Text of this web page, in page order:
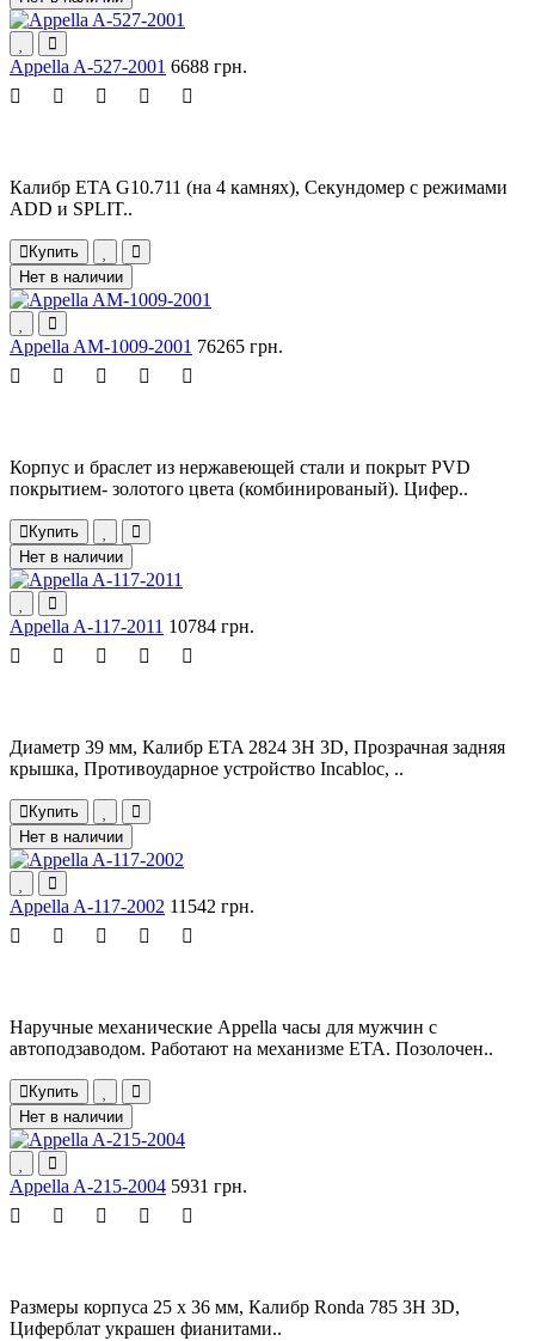
Appella A-527-2001 6688 грн.
Калибр ETA G10.711 (на 4 камнях), Секундомер с режимами
ADD и SPLIT..
Купить
Нет в наличии
Appella AM-1009-2001 76265 грн.
Корпус и браслет из нержавеющей стали и покрыт PVD
покрытием- золотого цвета (комбинированый). Цифер..
Купить
Нет в наличии
Appella A-117-2011 10784 грн.
Диаметр 39 мм, Калибр ETA 2824 3H 3D, Прозрачная задняя
крышка, Противоударное устройство Incabloc, ..
Купить
Нет в наличии
Appella A-117-2002 11542 грн.
Наручные механические Appella часы для мужчин с
автоподзаводом. Работают на механизме ETA. Позолочен..
Купить
Нет в наличии
Appella A-215-2004 5931 грн.
Размеры корпуса 25 х 36 мм, Калибр Ronda 785 3H 3D,
Циферблат украшен фианитами..